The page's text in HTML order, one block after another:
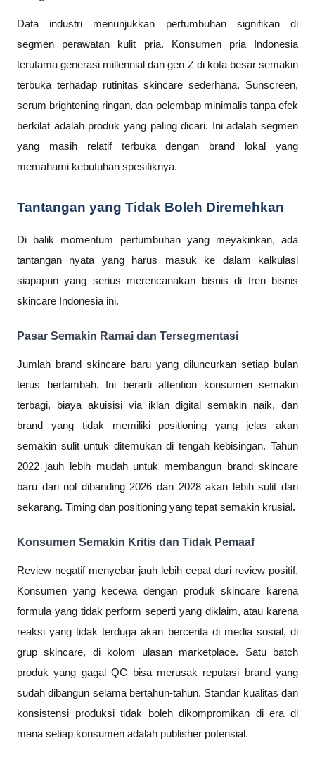
Data industri menunjukkan pertumbuhan signifikan di
segmen perawatan kulit pria. Konsumen pria Indonesia
terutama generasi millennial dan gen Z di kota besar semakin
terbuka terhadap rutinitas skincare sederhana. Sunscreen,
serum brightening ringan, dan pelembap minimalis tanpa efek
berkilat adalah produk yang paling dicari. Ini adalah segmen
yang masih relatif terbuka dengan brand lokal yang
memahami kebutuhan spesifiknya.
Tantangan yang Tidak Boleh Diremehkan
Di balik momentum pertumbuhan yang meyakinkan, ada
tantangan nyata yang harus masuk ke dalam kalkulasi
siapapun yang serius merencanakan bisnis di tren bisnis
skincare Indonesia ini.
Pasar Semakin Ramai dan Tersegmentasi
Jumlah brand skincare baru yang diluncurkan setiap bulan
terus bertambah. Ini berarti attention konsumen semakin
terbagi, biaya akuisisi via iklan digital semakin naik, dan
brand yang tidak memiliki positioning yang jelas akan
semakin sulit untuk ditemukan di tengah kebisingan. Tahun
2022 jauh lebih mudah untuk membangun brand skincare
baru dari nol dibanding 2026 dan 2028 akan lebih sulit dari
sekarang. Timing dan positioning yang tepat semakin krusial.
Konsumen Semakin Kritis dan Tidak Pemaaf
Review negatif menyebar jauh lebih cepat dari review positif.
Konsumen yang kecewa dengan produk skincare karena
formula yang tidak perform seperti yang diklaim, atau karena
reaksi yang tidak terduga akan bercerita di media sosial, di
grup skincare, di kolom ulasan marketplace. Satu batch
produk yang gagal QC bisa merusak reputasi brand yang
sudah dibangun selama bertahun-tahun. Standar kualitas dan
konsistensi produksi tidak boleh dikompromikan di era di
mana setiap konsumen adalah publisher potensial.